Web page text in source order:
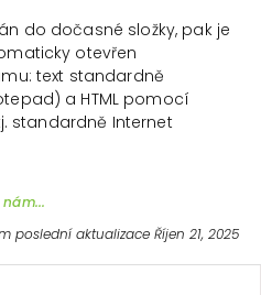
do dočasné složky, pak je
otevřen
text standardně
a HTML pomocí
standardně Internet
poslední aktualizace Říjen 21, 2025